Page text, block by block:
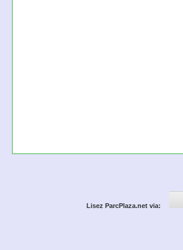
Lisez ParcPlaza.net via: